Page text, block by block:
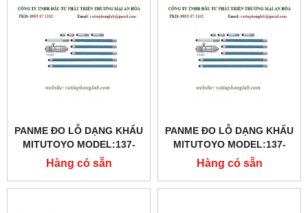
PANME ĐO LỖ DẠNG KHẨU
MITUTOYO MODEL:137-
203
Hàng có sẵn
PANME ĐO LỖ DẠNG KHẨU
MITUTOYO MODEL:137-
202
Hàng có sẵn